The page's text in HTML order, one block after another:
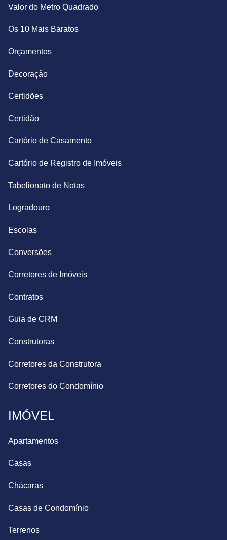
Valor do Metro Quadrado
Os 10 Mais Baratos
Orçamentos
Decoração
Certidões
Certidão
Cartório de Casamento
Cartório de Registro de Imóveis
Tabelionato de Notas
Logradouro
Escolas
Conversões
Corretores de Imóveis
Contratos
Guia de CRM
Construtoras
Corretores da Construtora
Corretores do Condomínio
IMÓVEL
Apartamentos
Casas
Chácaras
Casas de Condomínio
Terrenos